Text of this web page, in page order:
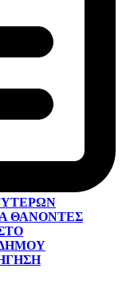
ΘΑΝΌΝΤΕΣ